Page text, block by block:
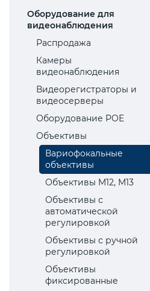
Оборудование для
видеонаблюдения
Распродажа
Камеры
видеонаблюдения
Видеорегистраторы и
видеосерверы
Оборудование POE
Объективы
Вариофокальные
объективы
Объективы M12, M13
Объективы с
автоматической
регулировкой
Объективы с ручной
регулировкой
Объективы
фиксированные